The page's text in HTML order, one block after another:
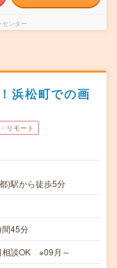
ンター
浜松町での画
リモート
)駅から徒歩5分
45分
談OK ※09月～